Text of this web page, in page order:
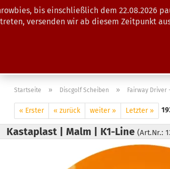
bis einschließlich dem 22.08.2026
versenden wir ab diesem Zeitpunkt
Startseite » Discgolf Scheiben » Fairway Driver
« Erster « zurück weiter » Letzter »
Kastaplast | Malm | K1-Line (Art.Nr.: